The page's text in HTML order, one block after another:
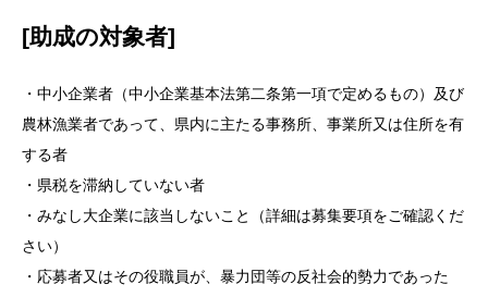
[助成の対象者]
・中小企業者（中小企業基本法第二条第一項で定めるもの）及び
農林漁業者であって、県内に主たる事務所、事業所又は住所を有
する者
・県税を滞納していない者
・みなし大企業に該当しないこと（詳細は募集要項をご確認くだ
さい）
・応募者又はその役職員が、暴力団等の反社会的勢力であった